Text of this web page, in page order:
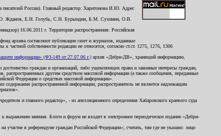
России). Главный редактор: Харитонова И.Ю. Адрес
Жданов, Е.Н. Голубь, С.Н. Бурындин, Б.М. Сухинин, О.В.
16.06.2011 г. Территория распространения: Российская
архива составляют публикации газет и журналов, изданные
собственности редакции не относятся, согласно ст.ст. 1275, 1276, 1306
информации» (ФЗ-149 от 27.07.06 г.) архив «Дебри-ДВ», хранящий информацию,
граждан и организаций, либо ущемляющих права и законные интересы граждан,
другим средством массовой информации (а также сообщения, переданные
Федерации о средствах массовой информации».
распространенной информации, распространитель не является надлежащим
и главного редактор», - из апелляционного определения Хабаровского краевого суда
к выражению мнения. Блоги и форум не входят в электронное периодическое издание «Дебри-
в референдуме граждан Российской Федерации»; считать, там где не указано: лицо